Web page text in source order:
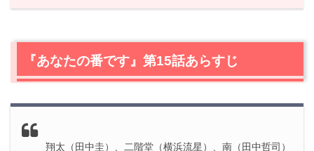
1.『あなたの番です』第15話あらすじ
2.1 総一（荒木飛羽）への疑い
2.2AIが示した犯人
2.4
2.6新たに分かったこと
『あなたの番です』第15話あらすじ
翔太（田中圭）、二階堂（横浜流星）、南（田中哲司）